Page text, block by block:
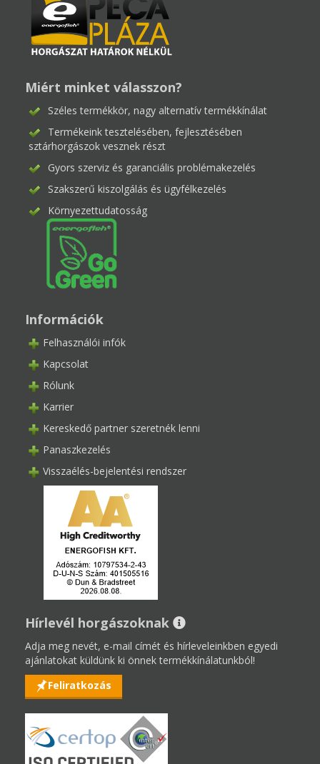
Miért minket válasszon?
Széles termékkör, nagy alternatív termékkínálat
Termékeink tesztelésében, fejlesztésében
sztárhorgászok vesznek részt
Gyors szerviz és garanciális problémakezelés
Szakszerű kiszolgálás és ügyfélkezelés
Környezettudatosság
Információk
Felhasználói infók
Kapcsolat
Rólunk
Karrier
Kereskedő partner szeretnék lenni
Panaszkezelés
Visszaélés-bejelentési rendszer
Hírlevél horgászoknak
Adja meg nevét, e-mail címét és hírleveleinkben egyedi
ajánlatokat küldünk ki önnek termékkínálatunkból!
Feliratkozás